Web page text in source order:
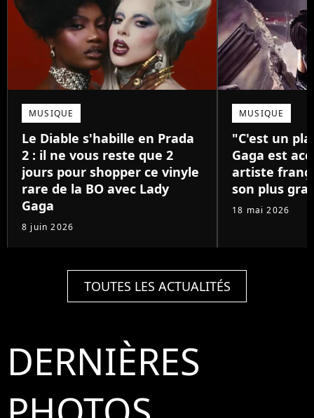
MUSIQUE
Le Diable s'habille en Prada
2 : il ne vous reste que 2
jours pour shopper ce vinyle
rare de la BO avec Lady
Gaga
8 juin 2026
MUSIQUE
"C'est un
Gaga est
artiste
son plus
18 mai 2026
TOUTES LES ACTUALITÉS
DERNIÈRES